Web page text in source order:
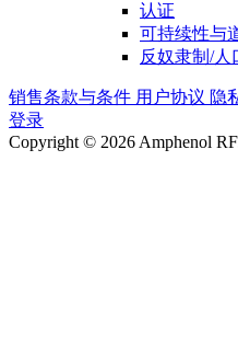
认证
可持续性与
反奴隶制/人
销售条款与条件 用户协议 隐
登录
Copyright © 2026 Amphenol